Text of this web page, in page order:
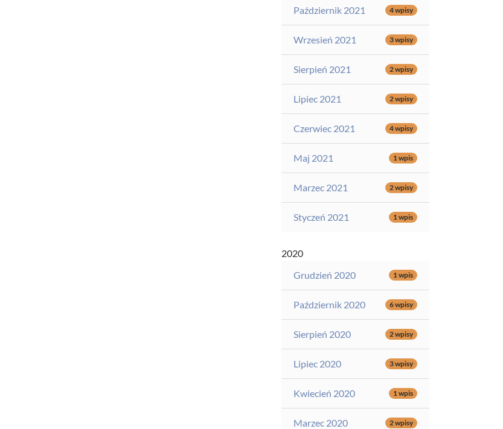
Październik 2021 4 wpisy
Wrzesień 2021 3 wpisy
Sierpień 2021 2 wpisy
Lipiec 2021 2 wpisy
Czerwiec 2021 4 wpisy
Maj 2021 1 wpis
Marzec 2021 2 wpisy
Styczeń 2021 1 wpis
2020
Grudzień 2020
1 wpis
Październik 2020 6 wpisy
Sierpień 2020 2 wpisy
Lipiec 2020 3 wpisy
Kwiecień 2020 1 wpis
Marzec 2020 2 wpisy